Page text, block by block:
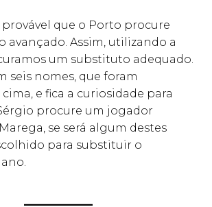
provável que o Porto procure
avançado. Assim, utilizando a
um substituto adequado.
seis nomes, que foram
e fica a curiosidade para
procure um jogador
se será algum destes
para substituir o